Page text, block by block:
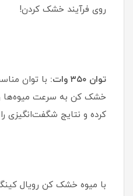
روی فرآیند خشک کردن!
توان ۳۵۰ وات:
با توان
خشک کن به سرعت میوه‌ها
کرده و نتایج شگفت‌انگیزی